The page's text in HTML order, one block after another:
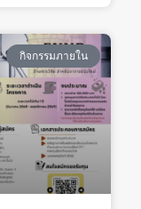
กิจกรรมภายใน